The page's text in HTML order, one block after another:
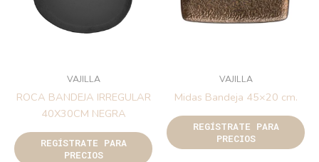
VAJILLA
ROCA BANDEJA IRREGULAR
40X30CM NEGRA
REGÍSTRATE PARA
PRECIOS
VAJILLA
Midas Bandeja 45×20 cm.
REGÍSTRATE PARA
PRECIOS